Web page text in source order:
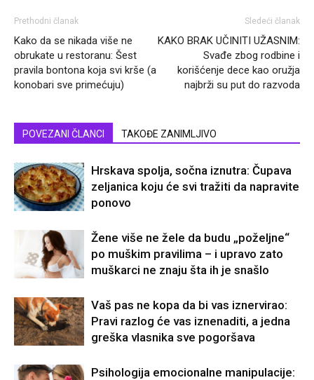
Prethodni članak
Kako da se nikada više ne
obrukate u restoranu: Šest
pravila bontona koja svi krše (a
konobari sve primećuju)
Sledeći članak
KAKO BRAK UČINITI UŽASNIM:
Svađe zbog rodbine i
korišćenje dece kao oružja
najbrži su put do razvoda
POVEZANI ČLANCI TAKOĐE ZANIMLJIVO
Hrskava spolja, sočna iznutra: Čupava
zeljanica koju će svi tražiti da napravite
ponovo
Žene više ne žele da budu „poželjne“
po muškim pravilima – i upravo zato
muškarci ne znaju šta ih je snašlo
Vaš pas ne kopa da bi vas iznervirao:
Pravi razlog će vas iznenaditi, a jedna
greška vlasnika sve pogoršava
Psihologija emocionalne manipulacije: